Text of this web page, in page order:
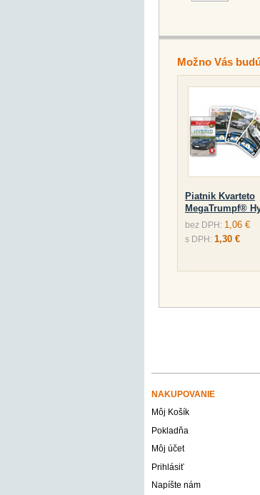
Možno Vás
Piatnik Kvarteto
MegaTrumpf®
bez DPH: 1,06 €
s DPH: 1,30 €
NAKUPOVANIE
Môj Košík
Pokladňa
Môj účet
Prihlásiť
Napíšte nám